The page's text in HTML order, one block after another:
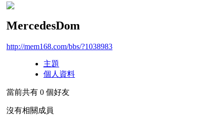
MercedesDom
http://mem168.com/bbs/?1038983
主題
個人資料
當前共有 0 個好友
沒有相關成員